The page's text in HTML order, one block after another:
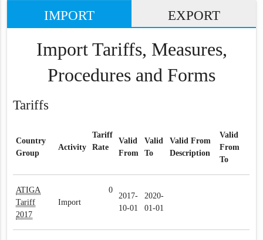
IMPORT EXPORT
Import Tariffs, Measures,
Procedures and Forms
Tariffs
Country
Group
Activity
Tariff
Rate
Valid
From
Valid
To
Valid From
Description
Valid
From
To
ATIGA
Tariff
2017
Import
0
2017-
10-01
2020-
01-01